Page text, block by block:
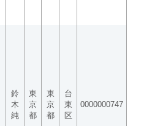
鈴
木
純
東
京
都
東
京
都
台
東
区
0000000747